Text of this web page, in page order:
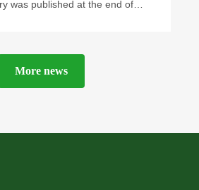
was published at the end of
More news